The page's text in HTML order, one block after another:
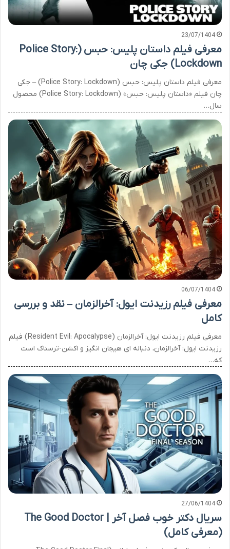
23/07/1404
معرفی فیلم داستان پلیس: حبس (Police Story:
Lockdown) جکی چان
معرفی فیلم داستان پلیس: حبس (Police Story: Lockdown) – جکی
چان فیلم «داستان پلیس: حبس» (Police Story: Lockdown) محصول
سال…
06/07/1404
معرفی فیلم رزیدنت ایول: آخرالزمان – نقد و بررسی
کامل
معرفی فیلم رزیدنت ایول: آخرالزمان (Resident Evil: Apocalypse) فیلم
رزیدنت ایول: آخرالزمان، دنباله ای هیجان انگیز و اکشن-ترسناک است
که…
27/06/1404
سریال دکتر خوب فصل آخر | The Good Doctor
(معرفی کامل)